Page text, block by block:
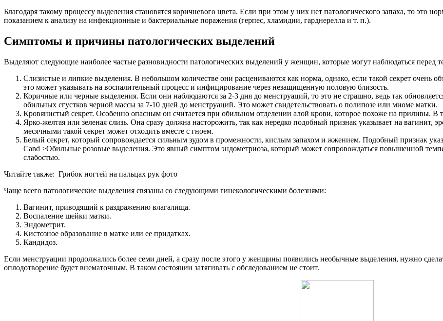
Благодаря такому процессу выделения становятся коричневого цвета. Если при этом у них нет патологического запаха, то это
показанием к анализу на инфекционные и бактериальные поражения (герпес, хламидии, гарднерелла и т. п.).
Симптомы и причины патологических выделений
Выделяют следующие наиболее частые разновидности патологических выделений у женщин, которые могут наблюдаться перед
Слизистые и липкие выделения. В небольшом количестве они расцениваются как норма, однако, если такой секрет очень
это может указывать на воспалительный процесс и инфицирование через незащищенную половую близость.
Коричные или черные выделения. Если они наблюдаются за 2-3 дня до менструаций, то это не страшно, ведь так
обильных сгустков черной массы за 7-10 дней до менструаций. Это может свидетельствовать о полипозе или миоме матки.
Кровянистый секрет. Особенно опасным он считается при обильном отделении алой крови, которое похоже на приливы. В
Ярко-желтая или зеленая слизь. Она сразу должна насторожить, так как нередко подобный признак указывает на вагинит,
месячными такой секрет может отходить вместе с гноем.
Белый секрет, который сопровождается сильным зудом в промежности, кислым запахом и жжением. Подобный признак
Cand >Обильные розовые выделения. Это явный симптом эндометриоза, который может сопровождаться повышенной
слабостью.
Читайте также: Грибок ногтей на пальцах рук фото
Чаще всего патологические выделения связаны со следующими гинекологическими болезнями:
Вагинит, приводящий к раздражению влагалища.
Воспаление шейки матки.
Эндометрит.
Кистозное образование в матке или ее придатках.
Кандидоз.
Если менструации продолжались более семи дней, а сразу после этого у женщины появились необычные выделения, нужно
оплодотворение будет внематочным. В таком состоянии затягивать с обследованием не стоит.